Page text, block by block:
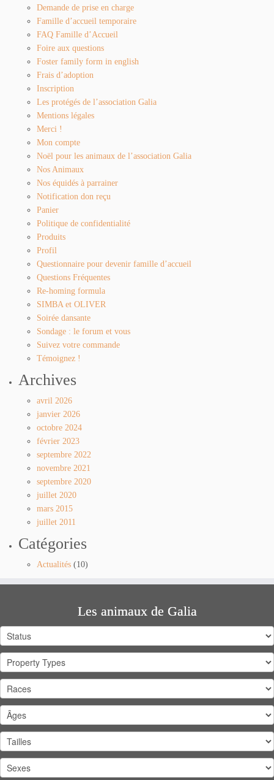
Demande de prise en charge
Famille d’accueil temporaire
FAQ Famille d’Accueil
Foire aux questions
Foster family form in english
Frais d’adoption
Inscription
Les protégés de l’association Galia
Mentions légales
Merci !
Mon compte
Noël pour les animaux de l’association Galia
Nos Animaux
Nos équidés à parrainer
Notification don reçu
Panier
Politique de confidentialité
Produits
Profil
Questionnaire pour devenir famille d’accueil
Questions Fréquentes
Re-homing formula
SIMBA et OLIVER
Soirée dansante
Sondage : le forum et vous
Suivez votre commande
Témoignez !
Archives
avril 2026
janvier 2026
octobre 2024
février 2023
septembre 2022
novembre 2021
septembre 2020
juillet 2020
mars 2015
juillet 2011
Catégories
Actualités (10)
Les animaux de Galia